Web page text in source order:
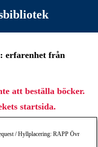
erfarenhet från
att beställa böcker.
startsida.
/ Hyllplacering: RAPP Övr